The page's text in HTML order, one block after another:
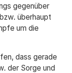
gegenüber
überhaupt
um die
dass gerade
der Sorge und